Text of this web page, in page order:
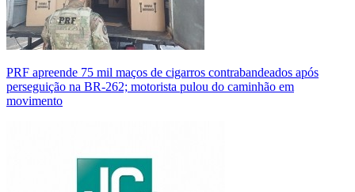
PRF apreende 75 mil maços de cigarros contrabandeados após
perseguição na BR-262; motorista pulou do caminhão em
movimento